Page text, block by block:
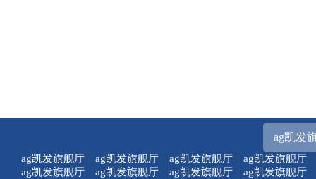
ag凯发
ag凯发旗舰厅
ag凯发旗舰厅
ag凯发旗舰厅
ag凯发旗舰厅
ag凯发旗舰厅
ag凯发旗舰厅
ag凯发旗舰厅
ag凯发旗舰厅